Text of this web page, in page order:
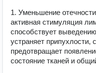
1. Уменьшение
активная стимуляция
способствует
устраняет припухлости,
предотвращает
состояние тканей и